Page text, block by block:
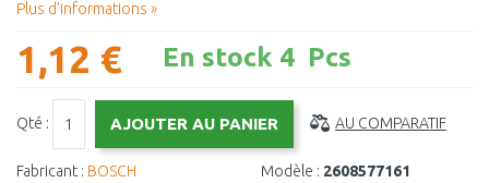
Plus d'informations »
1,12 € En stock 4 Pcs
Qté : AU COMPARATIF
Fabricant : BOSCH
Modèle : 2608577161